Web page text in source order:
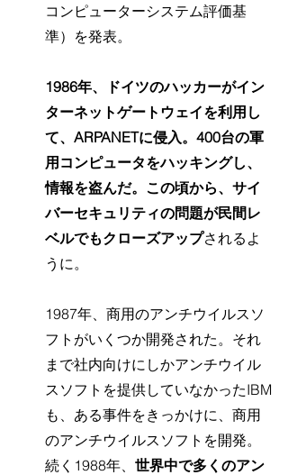
コンピューターシステム評価基
準）を発表。
1986年、ドイツのハッカーがイン
ターネットゲートウェイを利用し
て、ARPANETに侵入。400台の軍
用コンピュータをハッキングし、
情報を盗んだ。この頃から、サイ
バーセキュリティの問題が民間レ
ベルでもクローズアップされるよ
うに。
1987年、商用のアンチウイルスソ
フトがいくつか開発された。それ
まで社内向けにしかアンチウイル
スソフトを提供していなかったIBM
も、ある事件をきっかけに、商用
のアンチウイルスソフトを開発。
続く1988年、 世界中で多くのアン